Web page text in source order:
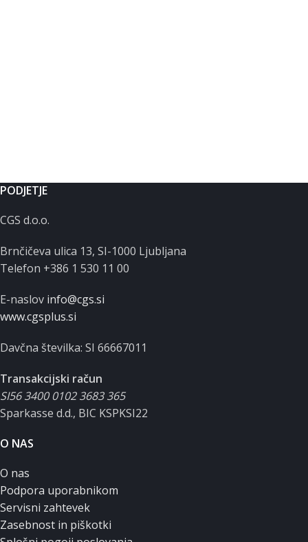
PODJETJE
CGS d.o.o.
Brnčičeva ulica 13, SI-1000 Ljubljana
Telefon +386 1 530 11 00
E-naslov info@cgs.si
www.cgsplus.si
Davčna številka: SI 66667011
Transakcijski račun
SI56 3400 0102 3683 365
Sparkasse d.d., BIC KSPKSI22
O NAS
O nas
Podpora uporabnikom
Servisni zahtevek
Zasebnost in piškotki